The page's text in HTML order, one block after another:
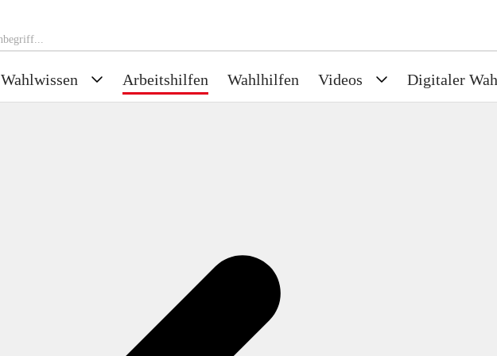
Wahlwissen Arbeitshilfen Wahlhilfen Videos Digitaler